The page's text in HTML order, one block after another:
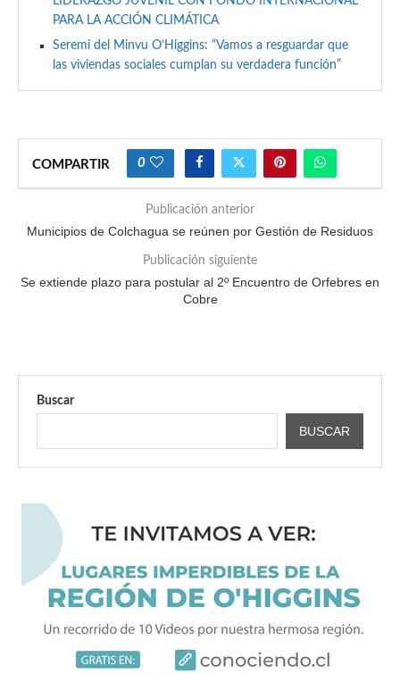
PARA LA ACCIÓN CLIMÁTICA
Seremi del Minvu O’Higgins: “Vamos a resguardar que
las viviendas sociales cumplan su verdadera función”
COMPARTIR 0
Publicación anterior
Municipios de Colchagua se reúnen por Gestión de Residuos
Publicación siguiente
Se extiende plazo para postular al 2º Encuentro de Orfebres en
Cobre
Buscar
BUSCAR